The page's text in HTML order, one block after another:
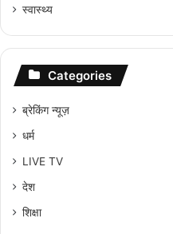
स्वास्थ्य
Categories
ब्रेकिंग न्यूज़
धर्म
LIVE TV
देश
शिक्षा